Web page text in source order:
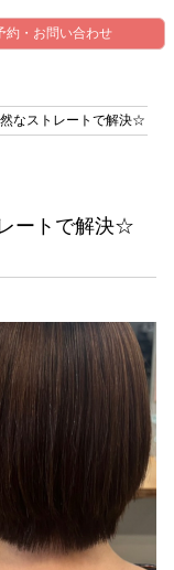
約・お問い合わせ
なストレートで解決☆
ートで解決☆